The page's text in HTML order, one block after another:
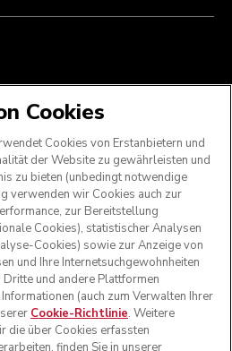
SIE UNS
Cookies
Cookies von Erstanbietern und
der Website zu gewährleisten und
zu bieten (unbedingt notwendige
verwenden wir Cookies auch zur
zur Bereitstellung
Cookies), statistischer Analysen
Cookies) sowie zur Anzeige von
und Ihre Internetsuchgewohnheiten
und andere Plattformen
(auch zum Verwalten Ihrer
Cookie-Richtlinie. Weitere
die über Cookies erfassten